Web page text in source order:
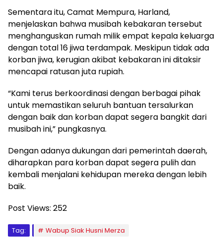
Sementara itu, Camat Mempura, Harland,
menjelaskan bahwa musibah kebakaran tersebut
menghanguskan rumah milik empat kepala keluarga
dengan total 16 jiwa terdampak. Meskipun tidak ada
korban jiwa, kerugian akibat kebakaran ini ditaksir
mencapai ratusan juta rupiah.
“Kami terus berkoordinasi dengan berbagai pihak
untuk memastikan seluruh bantuan tersalurkan
dengan baik dan korban dapat segera bangkit dari
musibah ini,” pungkasnya.
Dengan adanya dukungan dari pemerintah daerah,
diharapkan para korban dapat segera pulih dan
kembali menjalani kehidupan mereka dengan lebih
baik.
Post Views: 252
Tag: Wabup Siak Husni Merza